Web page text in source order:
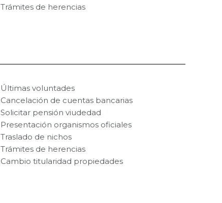
Trámites de herencias
Últimas voluntades
Cancelación de cuentas bancarias
Solicitar pensión viudedad
Presentación organismos oficiales
Traslado de nichos
Trámites de herencias
Cambio titularidad propiedades